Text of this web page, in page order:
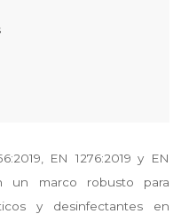
EN 1276:2019 y EN
un marco robusto para
y desinfectantes en